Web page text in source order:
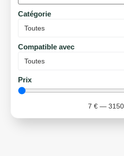
Catégorie
Toutes
Compatible avec
Toutes
Prix
7 €— 3150